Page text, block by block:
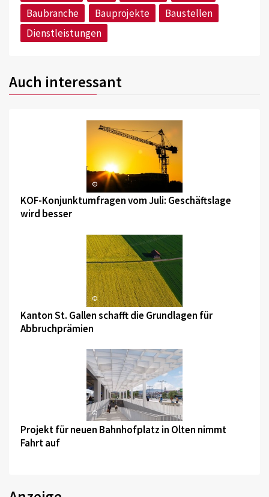
Baubranche
Bauprojekte
Baustellen
Dienstleistungen
Auch interessant
©
KOF-Konjunktumfragen vom Juli: Geschäftslage
wird besser
©
Kanton St. Gallen schafft die Grundlagen für
Abbruchprämien
©
Projekt für neuen Bahnhofplatz in Olten nimmt
Fahrt auf